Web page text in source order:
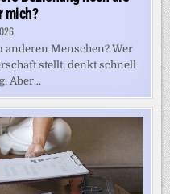
mich?
Menschen? Wer
stellt, denkt schnell
Aber...